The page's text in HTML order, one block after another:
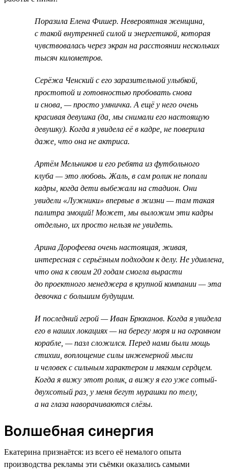
Поразила Елена Фишер. Невероятная женщина,
с такой внутренней силой и энергетикой, которая
чувствовалась через экран на расстоянии нескольких
тысяч километров.
Серёжа Ченский с его заразительной улыбкой,
простотой и готовностью пробовать снова
и снова, — просто умничка. А ещё у него очень
красивая девушка (да, мы снимали его настоящую
девушку). Когда я увидела её в кадре, не поверила
даже, что она не актриса.
Артём Мельников и его ребята из футбольного
клуба — это любовь. Жаль, в сам ролик не попали
кадры, когда дети выбежали на стадион. Они
увидели «Лужники» впервые в жизни — там такая
палитра эмоций! Может, мы выложим эти кадры
отдельно, их просто нельзя не увидеть.
Арина Дорофеева очень настоящая, живая,
интересная с серьёзным подходом к делу. Не удивлена,
что она к своим 20 годам смогла вырасти
до проектного менеджера в крупной компании — эта
девочка с большим будущим.
И последний герой — Иван Брюханов. Когда я увидела
его в наших локациях — на берегу моря и на огромном
корабле, — пазл сложился. Перед нами были мощь
стихии, воплощение силы инженерной мысли
и человек с сильным характером и мягким сердцем.
Когда я вижу этот ролик, а вижу я его уже сотый-
двухсотый раз, у меня бегут мурашки по телу,
а на глаза наворачиваются слёзы.
Волшебная синергия
Екатерина признаётся: из всего её немалого опыта
производства рекламы эти съёмки оказались самыми